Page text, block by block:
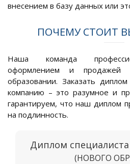
внесением в базу данных или
ПОЧЕМУ СТОИТ
Наша команда
оформлением и
образовании. Заказать
компанию – это разумное и
гарантируем, что наш диплом
на подлинность.
Диплом специалиста
(НОВОГО